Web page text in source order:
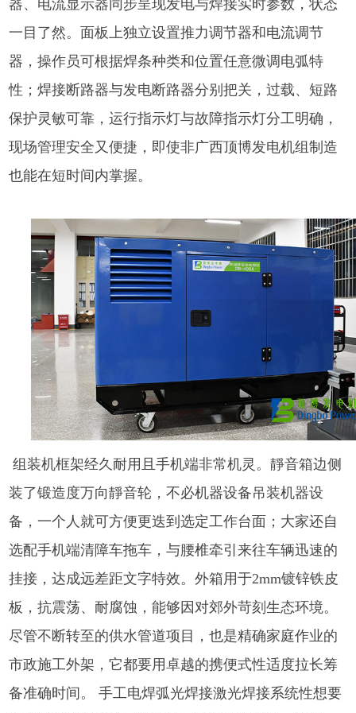
器、电流显示器同步呈现发电与焊接实时参数，状态
一目了然。面板上独立设置推力调节器和电流调节
器，操作员可根据焊条种类和位置任意微调电弧特
性；焊接断路器与发电断路器分别把关，过载、短路
保护灵敏可靠，运行指示灯与故障指示灯分工明确，
现场管理安全又便捷，即使非广西顶博发电机组制造
也能在短时间内掌握。
组装机框架经久耐用且手机端非常机灵。靜音箱边侧
装了锻造度万向靜音轮，不必机器设备吊装机器设
备，一个人就可方便更迭到选定工作台面；大家还自
选配手机端清障车拖车，与腰椎牵引来往车辆迅速的
挂接，达成远差距文字特效。外箱用于2mm镀锌铁皮
板，抗震荡、耐腐蚀，能够因对郊外苛刻生态环境。
尽管不断转至的供水管道项目，也是精确家庭作业的
市政施工外架，它都要用卓越的携便式性适度拉长筹
备准确时间。 手工电焊弧光焊接激光焊接系统性想要